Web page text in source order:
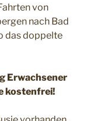
von
nach Bad
das doppelte
Erwachsener
kostenfrei!